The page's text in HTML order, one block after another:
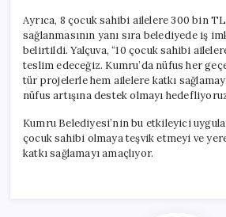
Ayrıca, 8 çocuk sahibi ailelere 300 bin
sağlanmasının yanı sıra belediyede iş
belirtildi. Yalçuva, “10 çocuk sahibi
teslim edeceğiz. Kumru’da nüfus her
tür projelerle hem ailelere katkı
nüfus artışına destek olmayı
Kumru Belediyesi’nin bu etkileyici
çocuk sahibi olmaya teşvik etmeyi ve
katkı sağlamayı amaçlıyor.